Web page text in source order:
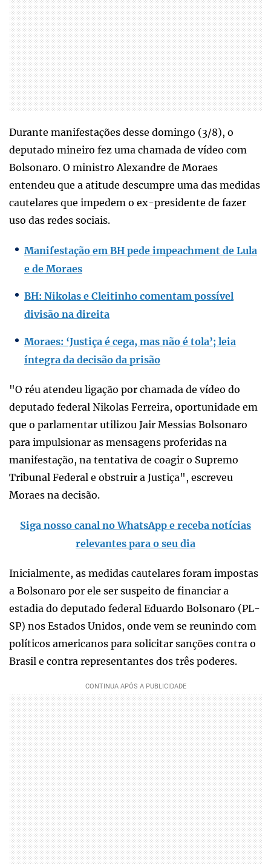
Durante manifestações desse domingo (3/8), o
deputado mineiro fez uma chamada de vídeo com
Bolsonaro. O ministro Alexandre de Moraes
entendeu que a atitude descumpre uma das medidas
cautelares que impedem o ex-presidente de fazer
uso das redes sociais.
Manifestação em BH pede impeachment de Lula
e de Moraes
BH: Nikolas e Cleitinho comentam possível
divisão na direita
Moraes: ‘Justiça é cega, mas não é tola’; leia
íntegra da decisão da prisão
"O réu atendeu ligação por chamada de vídeo do
deputado federal Nikolas Ferreira, oportunidade em
que o parlamentar utilizou Jair Messias Bolsonaro
para impulsionar as mensagens proferidas na
manifestação, na tentativa de coagir o Supremo
Tribunal Federal e obstruir a Justiça", escreveu
Moraes na decisão.
Siga nosso canal no WhatsApp e receba notícias
relevantes para o seu dia
Inicialmente, as medidas cautelares foram impostas
a Bolsonaro por ele ser suspeito de financiar a
estadia do deputado federal Eduardo Bolsonaro (PL-
SP) nos Estados Unidos, onde vem se reunindo com
políticos americanos para solicitar sanções contra o
Brasil e contra representantes dos três poderes.